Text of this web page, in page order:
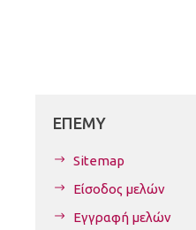
ΕΠΕΜΥ
Sitemap
Είσοδος μελών
Εγγραφή μελών